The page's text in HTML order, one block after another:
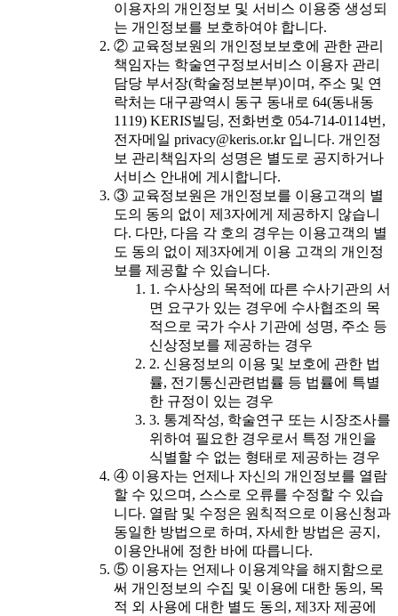
이용자의 개인정보 및 서비스 이용중 생성되
는 개인정보를 보호하여야 합니다.
② 교육정보원의 개인정보보호에 관한 관리
책임자는 학술연구정보서비스 이용자 관리
담당 부서장(학술정보본부)이며, 주소 및 연
락처는 대구광역시 동구 동내로 64(동내동
1119) KERIS빌딩, 전화번호 054-714-0114번,
전자메일 privacy@keris.or.kr 입니다. 개인정
보 관리책임자의 성명은 별도로 공지하거나
서비스 안내에 게시합니다.
③ 교육정보원은 개인정보를 이용고객의 별
도의 동의 없이 제3자에게 제공하지 않습니
다. 다만, 다음 각 호의 경우는 이용고객의 별
도 동의 없이 제3자에게 이용 고객의 개인정
보를 제공할 수 있습니다.
1. 수사상의 목적에 따른 수사기관의 서
면 요구가 있는 경우에 수사협조의 목
적으로 국가 수사 기관에 성명, 주소 등
신상정보를 제공하는 경우
2. 신용정보의 이용 및 보호에 관한 법
률, 전기통신관련법률 등 법률에 특별
한 규정이 있는 경우
3. 통계작성, 학술연구 또는 시장조사를
위하여 필요한 경우로서 특정 개인을
식별할 수 없는 형태로 제공하는 경우
④ 이용자는 언제나 자신의 개인정보를 열람
할 수 있으며, 스스로 오류를 수정할 수 있습
니다. 열람 및 수정은 원칙적으로 이용신청과
동일한 방법으로 하며, 자세한 방법은 공지,
이용안내에 정한 바에 따릅니다.
⑤ 이용자는 언제나 이용계약을 해지함으로
써 개인정보의 수집 및 이용에 대한 동의, 목
적 외 사용에 대한 별도 동의, 제3자 제공에